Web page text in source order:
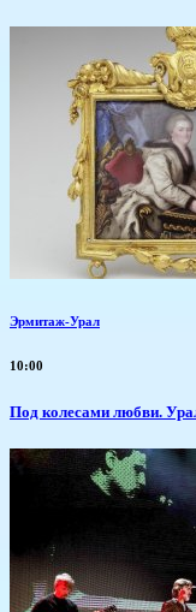
Эрмитаж-Урал
10:00
Под колесами любви.